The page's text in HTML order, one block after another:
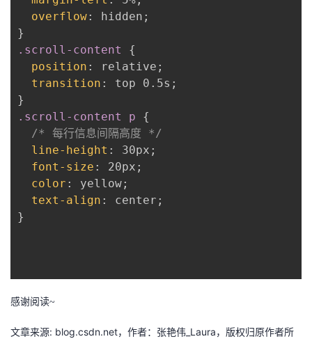
overflow: hidden ;
}
.scroll-content
{
position : relative ;
transition : top 0.5s ;
}
.scroll-content p
{
/* 每行信息间隔高度 */
line-height : 30px ;
font-size : 20px ;
color : yellow;
text-align : center ;
}
感谢阅读~
文章来源: blog.csdn.net，作者：张艳伟_Laura，版权归原作者所